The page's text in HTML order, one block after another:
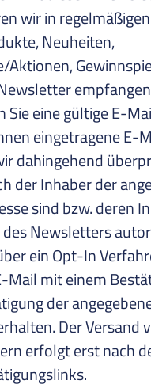
wir in
Neuheiten,
Aktionen,
Sie eine gültige E-
eingetragene E-
dahingehend
der Inhaber der
sind bzw. deren
Newsletters
ein Opt-In
Mail mit einem
der
Der Versand
erfolgt erst nach